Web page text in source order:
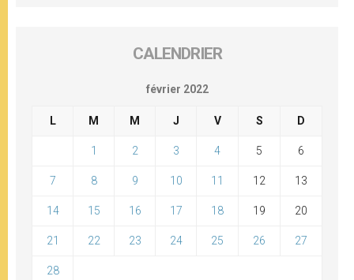
CALENDRIER
février 2022
L M M J V S D
1 2 3 4 5 6
7 8 9 10 11 12 13
14 15 16 17 18 19 20
21 22 23 24 25 26 27
28